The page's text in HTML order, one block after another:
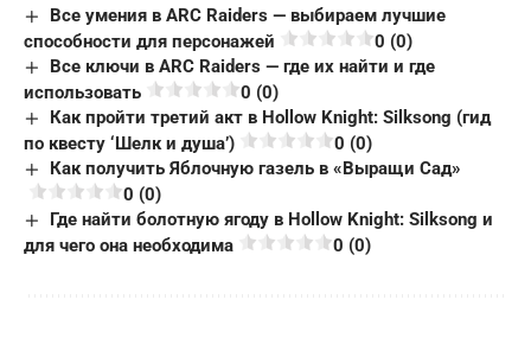
Все умения в ARC Raiders — выбираем лучшие
способности для персонажей
0 (0)
Все ключи в ARC Raiders — где их найти и где
использовать
0 (0)
Как пройти третий акт в Hollow Knight: Silksong (гид
по квесту ‘Шелк и душа’)
0 (0)
Как получить Яблочную газель в «Выращи Сад»
0 (0)
Где найти болотную ягоду в Hollow Knight: Silksong и
для чего она необходима
0 (0)